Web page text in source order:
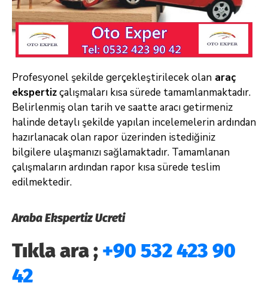
Profesyonel şekilde gerçekleştirilecek olan araç
ekspertizçalışmaları kısa sürede tamamlanmaktadır.
Belirlenmiş olan tarih ve saatte aracı getirmeniz
halinde detaylı şekilde yapılan incelemelerin ardından
hazırlanacak olan rapor üzerinden istediğiniz
bilgilere ulaşmanızı sağlamaktadır. Tamamlanan
çalışmaların ardından rapor kısa sürede teslim
edilmektedir.
Araba Ekspertiz Ucreti
Tıkla ara ; +90 532 423 90
42